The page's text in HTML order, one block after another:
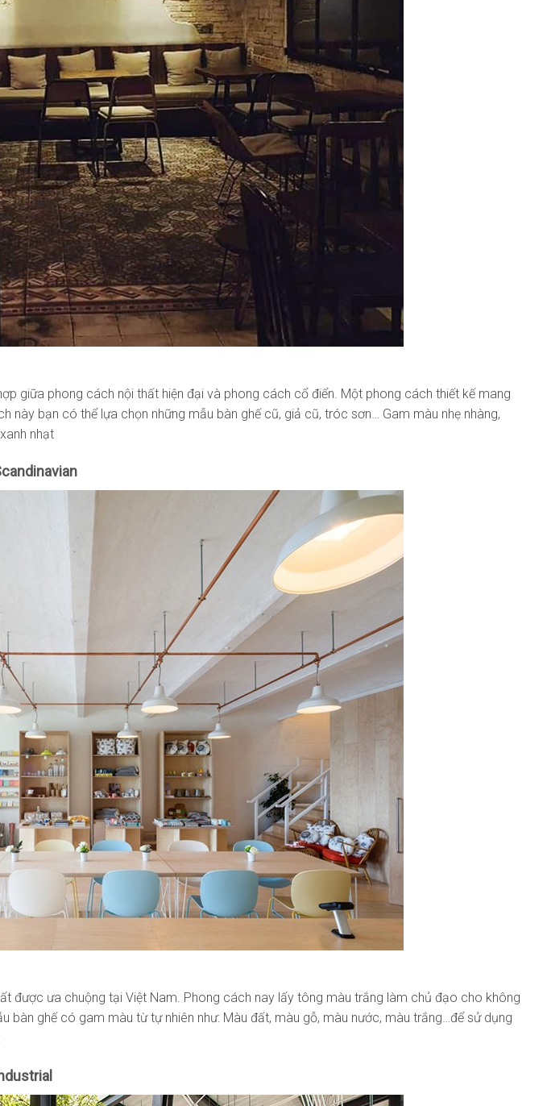
giữa phong cách nội thất hiện đại và phong cách cổ điển. Một phong cách thiết kế mang
này bạn có thể lựa chọn những mẫu bàn ghế cũ, giả cũ, tróc sơn… Gam màu nhẹ nhàng,
nhạt
được ưa chuộng tại Việt Nam. Phong cách nay lấy tông màu trắng làm chủ đạo cho không
bàn ghế có gam màu từ tự nhiên như: Màu đất, màu gỗ, màu nước, màu trắng…để sử dụng